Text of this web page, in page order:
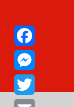
Facebook
Messenger
Twitter